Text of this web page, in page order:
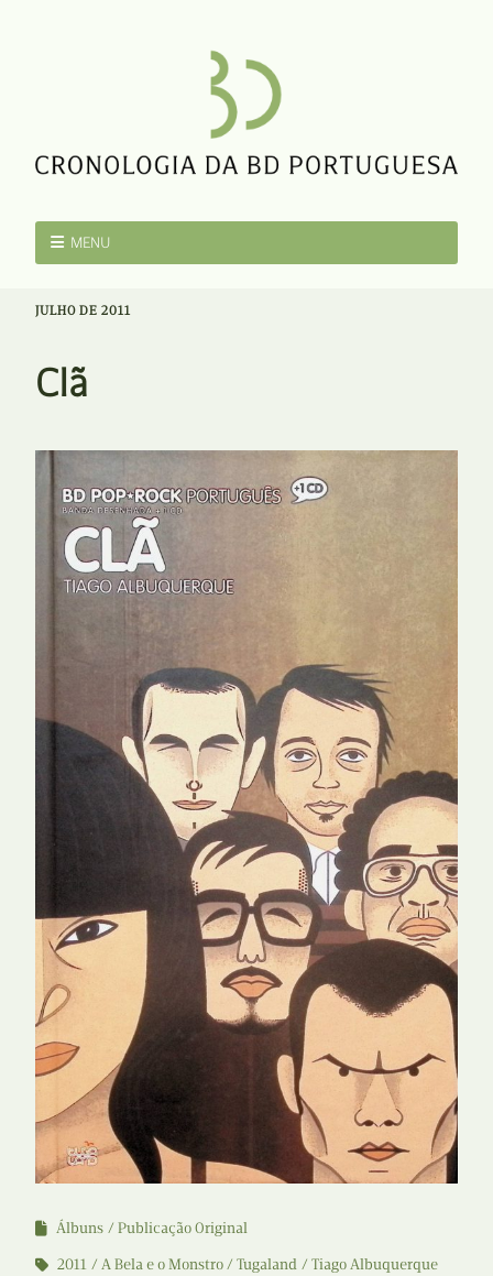
MENU
JULHO DE 2011
Clã
Álbuns
Publicação Original
2011
A Bela e o Monstro / Tugaland Tiago Albuquerque